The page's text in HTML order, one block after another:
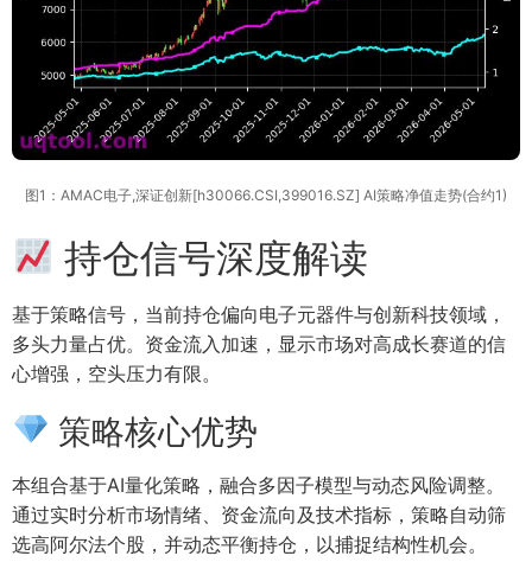
图1：AMAC电子,深证创新[h30066.CSI,399016.SZ] AI策略净值走势(合约1)
持仓信号深度解读
基于策略信号，当前持仓偏向电子元器件与创新科技领域，
多头力量占优。资金流入加速，显示市场对高成长赛道的信
心增强，空头压力有限。
策略核心优势
本组合基于AI量化策略，融合多因子模型与动态风险调整。
通过实时分析市场情绪、资金流向及技术指标，策略自动筛
选高阿尔法个股，并动态平衡持仓，以捕捉结构性机会。